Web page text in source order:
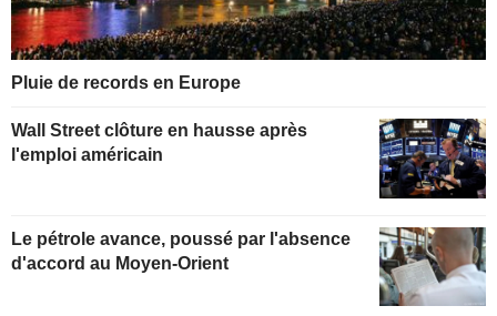
Pluie de records en Europe
Wall Street clôture en hausse après
l'emploi américain
Le pétrole avance, poussé par l'absence
d'accord au Moyen-Orient